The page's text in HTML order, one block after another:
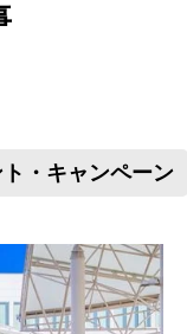
・キャンペーン